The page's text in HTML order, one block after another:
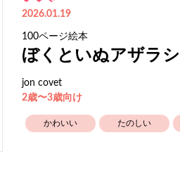
2026.01.19
100ページ絵本
ぼくといぬアザラシ
jon covet
2歳〜3歳向け
かわいい たのしい